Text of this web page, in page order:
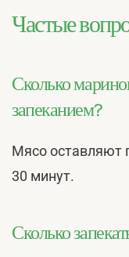
Частые
Сколько
запеканием?
Мясо оставляют
30 минут.
Сколько